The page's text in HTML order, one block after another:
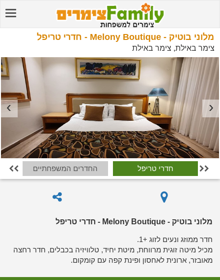
מלוני בוטיק - Melony Boutique - חדרי טריפל
צימר באילת, צימר באילת
חדרי טריפל החדרים המשפחתיים 

מלוני בוטיק - Melony Boutique - חדרי טריפל
חדר ממוזג ונעים לזוג +1.
מכיל מיטה זוגית מרווחת, מיטת יחיד, טלוויזיה בכבלים, חדר רחצה
מאובזר, ארונית לאחסון ופינת קפה עם קומקום.